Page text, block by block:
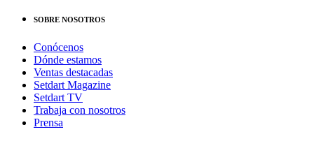
SOBRE NOSOTROS
Conócenos
Dónde estamos
Ventas destacadas
Setdart Magazine
Setdart TV
Trabaja con nosotros
Prensa